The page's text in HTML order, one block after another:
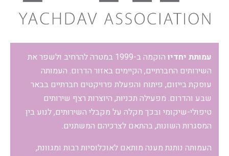
עמותת יחדיו
הוקמה ב-1999 במטרה להרחיב ולשפר את
השירותים החברתיים, הקיימים באזור הדרום. העמותה
עוסקת בייזום, פיתוח והפעלת פרויקטים חברתיים בבאר
שבע והדרום. מפעילה תכניות, היוצרות רצף שירותים
טיפולי-שיקומי ובכך מקלה על מקבלי השירותים, לנוע בין
המסגרות השונות, בהתאם לצרכיהם המשתנים.
העמותה נותנת מענה מותאם לאוכלוסיות רבות ומגוונת,